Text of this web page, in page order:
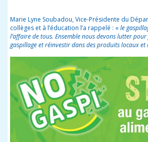
Marie Lyne Soubadou, Vice-Présidente du
collèges et à l’éducation l’a rappelé : « le
l’affaire de tous. Ensemble nous devons lutter
gaspillage et réinvestir dans des produits locaux et